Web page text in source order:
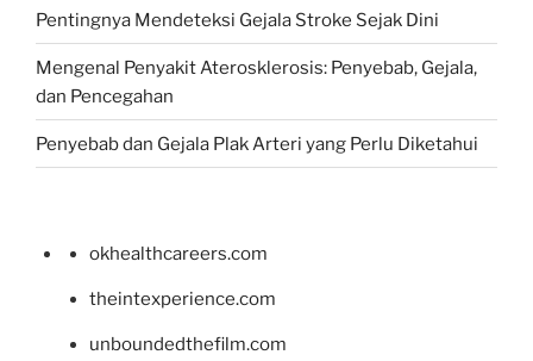
Pentingnya Mendeteksi Gejala Stroke Sejak Dini
Mengenal Penyakit Aterosklerosis: Penyebab, Gejala,
dan Pencegahan
Penyebab dan Gejala Plak Arteri yang Perlu Diketahui
okhealthcareers.com
theintexperience.com
unboundedthefilm.com